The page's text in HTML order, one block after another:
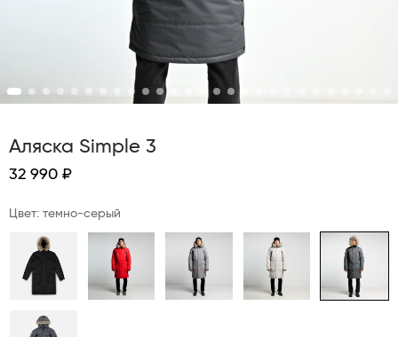
Аляска Simple 3
32 990 ₽
Цвет: темно-серый